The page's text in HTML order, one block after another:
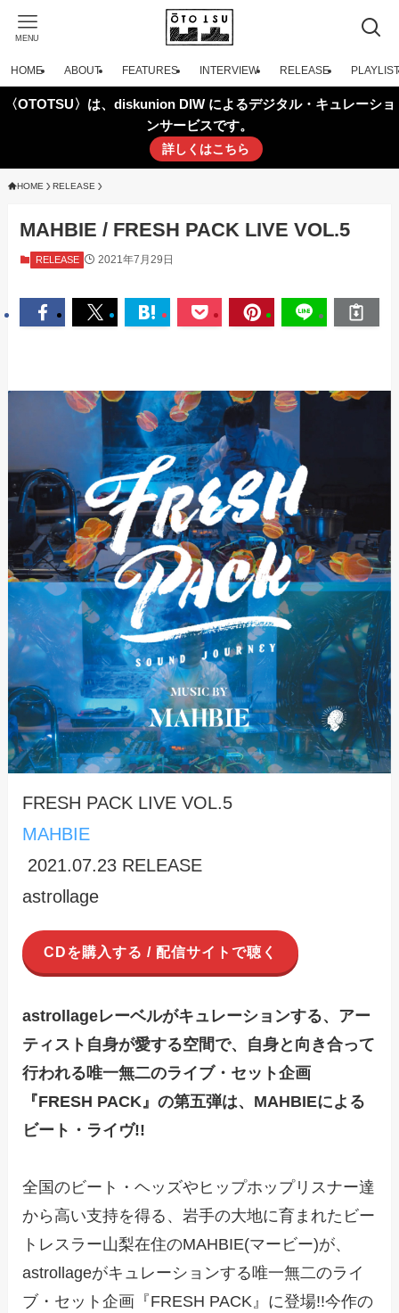
MENU
HOME ABOUT FEATURES INTERVIEW RELEASE PLAYLIST
〈OTOTSU〉は、diskunion DIW によるデジタル・キュレーショ
ンサービスです。
詳しくはこちら
HOME RELEASE
MAHBIE / FRESH PACK LIVE VOL.5
RELEASE 2021年7月29日
FRESH PACK LIVE VOL.5
MAHBIE
2021.07.23 RELEASE
astrollage
CDを購入する / 配信サイトで聴く
astrollageレーベルがキュレーションする、アー
ティスト自身が愛する空間で、自身と向き合って
行われる唯一無二のライブ・セット企画
『FRESH PACK』の第五弾は、MAHBIEによる
ビート・ライヴ!!
全国のビート・ヘッズやヒップホップリスナー達
から高い支持を得る、岩手の大地に育まれたビー
トレスラー山梨在住のMAHBIE(マービー)が、
astrollageがキュレーションする唯一無二のライ
ブ・セット企画『FRESH PACK』に登場!!今作の